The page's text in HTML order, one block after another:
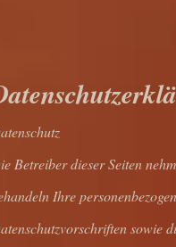
Betreiber dieser Seiten
Ihre
sowie